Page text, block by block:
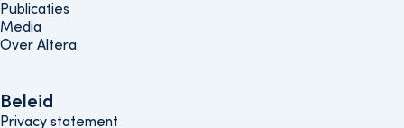
Publicaties
Media
Over Altera
Beleids menu
Beleid
Privacy statement